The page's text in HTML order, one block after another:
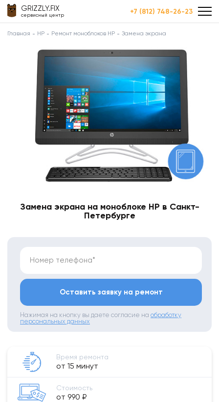
GRIZZLY.FIX
сервисный центр +7 (812) 748-26-23
Главная HP Ремонт моноблоков HP Замена экрана
Замена экрана на моноблоке HP в Санкт-
Петербурге
Номер телефона*
Оставить заявку на ремонт
Нажимая на кнопку вы даете согласие на обработку
персональных данных
Время ремонта
от 15 минут
Стоимость
от 990 ₽